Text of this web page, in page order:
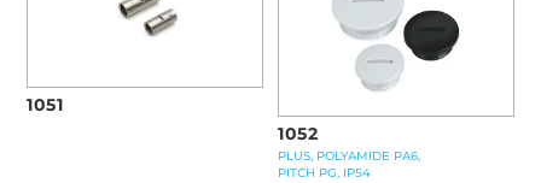
1051
1052
PLUS, POLYAMIDE PA6,
PITCH PG, IP54